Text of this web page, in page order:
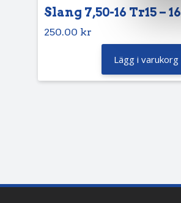
Slang 7,50-16 Tr15 – 16
250.00 kr
Lägg i varukorg